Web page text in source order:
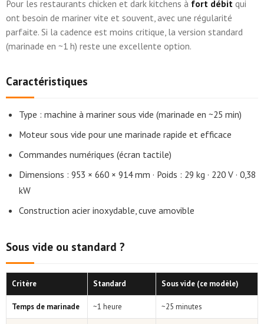
Pour les restaurants chicken et dark kitchens à fort débit qui
ont besoin de mariner vite et souvent, avec une régularité
parfaite. Si la cadence est moins critique, la version standard
(marinade en ~1 h) reste une excellente option.
Caractéristiques
Type : machine à mariner sous vide (marinade en ~25 min)
Moteur sous vide pour une marinade rapide et efficace
Commandes numériques (écran tactile)
Dimensions : 953 × 660 × 914 mm · Poids : 29 kg · 220 V · 0,38
kW
Construction acier inoxydable, cuve amovible
Sous vide ou standard ?
Critère Standard Sous vide (ce modèle)
Temps de marinade ~1 heure ~25 minutes